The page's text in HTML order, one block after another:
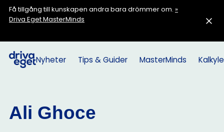
Få tillgång till kunskapen andra bara drömmer om. »
Driva Eget MasterMinds
Nyheter Tips & Guider MasterMinds
Ali Ghoce